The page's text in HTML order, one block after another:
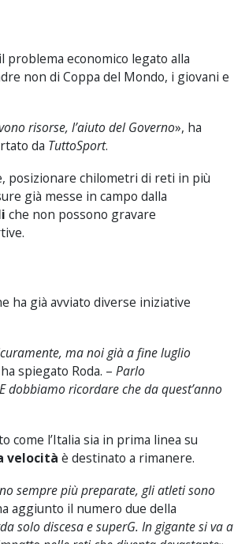
problema economico legato alla
non di Coppa del Mondo, i giovani e
risorse, l’aiuto del Governo», ha
da TuttoSport.
posizionare chilometri di reti in più
già messe in campo dalla
che non possono gravare
ha già avviato diverse iniziative
ma noi già a fine luglio
spiegato Roda. – Parlo
dobbiamo ricordare che da quest’anno
come l’Italia sia in prima linea su
velocità è destinato a rimanere.
sempre più preparate, gli atleti sono
aggiunto il numero due della
solo discesa e superG. In gigante si va a